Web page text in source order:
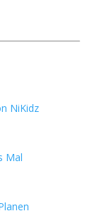
NiKidz
Mal